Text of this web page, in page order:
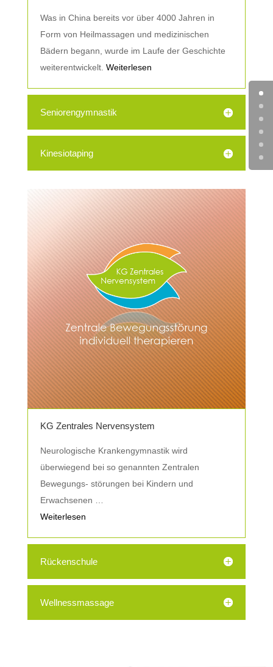
Was in China bereits vor über 4000 Jahren in
Form von Heilmassagen und medizinischen
Bädern begann, wurde im Laufe der Geschichte
weiterentwickelt. Weiterlesen
Seniorengymnastik
Kinesiotaping
KG Zentrales Nervensystem
Neurologische Krankengymnastik wird
überwiegend bei so genannten Zentralen
Bewegungs- störungen bei Kindern und
Erwachsenen …
Weiterlesen
Rückenschule
Wellnessmassage